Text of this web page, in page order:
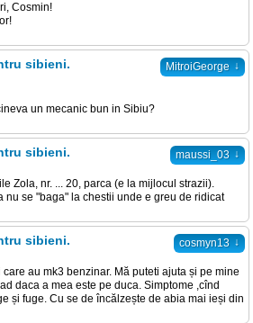
Cosmin!
MitroiGeorge ↓
sibieni.
un mecanic bun in Sibiu?
maussi_03 ↓
sibieni.
Zola, nr. ... 20, parca (e la mijlocul strazii).
nu se "baga" la chestii unde e greu de ridicat
cosmyn13 ↓
sibieni.
au mk3 benzinar. Mă puteti ajuta și pe mine
daca a mea este pe duca. Simptome ,cînd
și fuge. Cu se de încălzește de abia mai ieși din